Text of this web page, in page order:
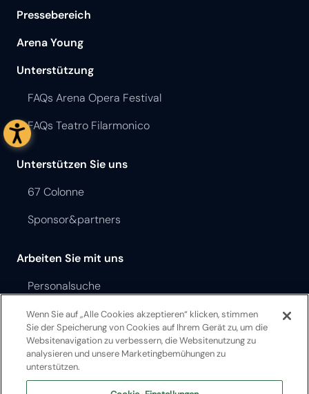
Pressebereich
Arena Young
Unterstützung
FAQs Arena Opera Festival
FAQs Teatro Filarmonico
Unterstützen Sie uns
67 Colonne
Sponsor&partners
Arbeiten Sie mit uns
Personalsuche
Ausschreibungen und Aufträge
Opera Festival Theater Ordnung
Teatro Filarmonico Theater Ordnung
Wenn Sie auf „Alle Cookies akzeptieren“ klicken, stimmen
Sie der Speicherung von Cookies auf Ihrem Gerät zu, um die
Websitenavigation zu verbessern, die Websitenutzung zu
analysieren und unsere Marketingbemühungen zu
unterstützen.